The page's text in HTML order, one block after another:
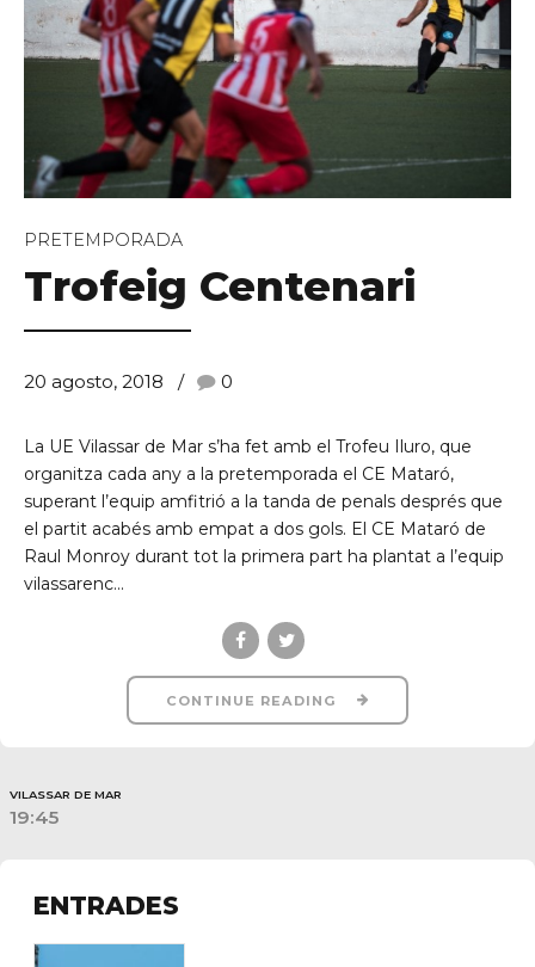
PRETEMPORADA
Trofeig Centenari
20 agosto, 2018 0
La UE Vilassar de Mar s’ha fet amb el Trofeu Iluro, que
organitza cada any a la pretemporada el CE Mataró,
superant l’equip amfitrió a la tanda de penals després que
el partit acabés amb empat a dos gols. El CE Mataró de
Raul Monroy durant tot la primera part ha plantat a l’equip
vilassarenc...
CONTINUE READING
VILASSAR DE MAR
19:45
ENTRADES